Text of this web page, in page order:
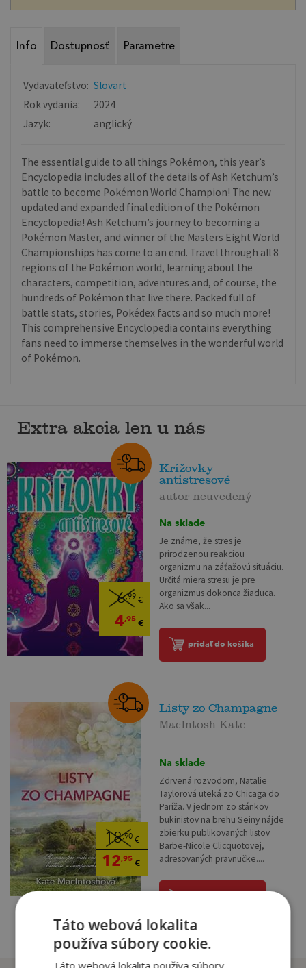
Info Dostupnosť Parametre
Vydavateľstvo: Slovart
Rok vydania:
2024
Jazyk:
anglický
The essential guide to all things Pokémon, this year’s
Encyclopedia includes all of the details of Ash Ketchum’s
battle to become Pokémon World Champion! The new
updated and expanded final edition of the Pokémon
Encyclopedia! Ash Ketchum’s journey to becoming a
Pokémon Master, and winner of the Masters Eight World
Championships has come to an end. Travel through all 8
regions of the Pokémon world, learning about the
characters, competition, adventures and, of course, the
hundreds of Pokémon that live there. Packed full of
battle stats, stories, Pokédex facts and so much more!
This comprehensive Encyclopedia contains everything
fans need to immerse themselves in the wonderful world
of Pokémon.
Extra akcia len u nás
6,99 €
4,95€
Krížovky
antistresové
autor neuvedený
Na sklade
Je známe, že stres je
prirodzenou reakciou
organizmu na záťažovú situáciu.
Určitá miera stresu je pre
organizmus dokonca žiaduca.
Ako sa však...
pridať do košíka
18,90 €
12,95 €
Listy zo Champagne
MacIntosh Kate
Na sklade
Zdrvená rozvodom, Natalie
Taylorová uteká zo Chicaga do
Paríža. V jednom zo stánkov
bukinistov na brehu Seiny nájde
zbierku publikovaných listov
Barbe-Nicole Clicquotovej,
adresovaných pravnučke....
Táto webová lokalita
používa súbory cookie.
Táto webová lokalita používa súbory